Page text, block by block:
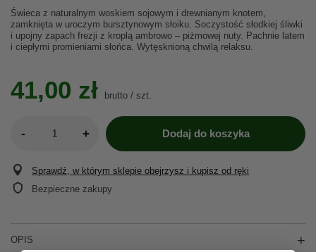
Świeca z naturalnym woskiem sojowym i drewnianym knotem,
zamknięta w uroczym bursztynowym słoiku. Soczystość słodkiej śliwki
i upojny zapach frezji z kroplą ambrowo – piżmowej nuty. Pachnie latem
i ciepłymi promieniami słońca. Wytęsknioną chwilą relaksu.
41,00 zł brutto / szt.
- + Dodaj do koszyka
Sprawdź, w którym sklepie obejrzysz i kupisz od ręki
Bezpieczne zakupy
OPIS